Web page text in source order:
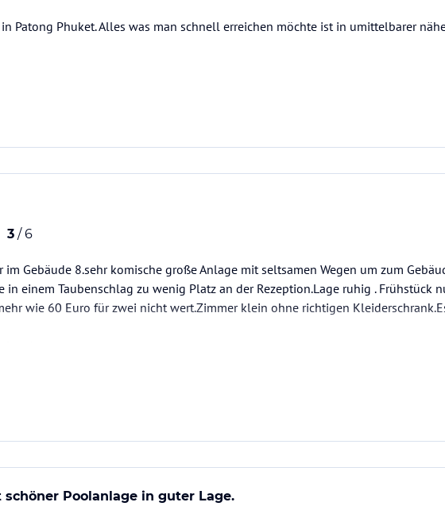
Patong Phuket. Alles was man schnell erreichen möchte ist in umittelbarer
3 / 6
im Gebäude 8.sehr komische große Anlage mit seltsamen Wegen um zum
in einem Taubenschlag zu wenig Platz an der Rezeption.Lage ruhig . Frühstück
wie 60 Euro für zwei nicht wert.Zimmer klein ohne richtigen
Orte in Thailand.
Poolanlage in guter Lage.